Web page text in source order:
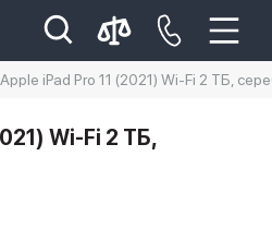
14
Apple iPad Pro 11 (2021) Wi-Fi 2 ТБ,
Wi-Fi 2 ТБ,